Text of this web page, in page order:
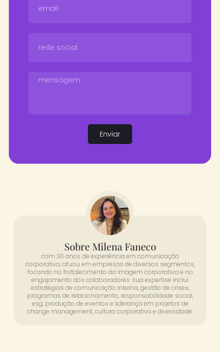
Enviar
Sobre Milena Faneco
com 30 anos de experiência em comunicação
corporativa, atuou em empresas de diversos segmentos,
focando no fortalecimento da imagem corporativa e no
engajamento dos colaboradores. sua expertise inclui
estratégias de comunicação interna, gestão de crises,
programas de relacionamento, responsabilidade social,
esg, produção de eventos e liderança em projetos de
change management, cultura corporativa e diversidade.